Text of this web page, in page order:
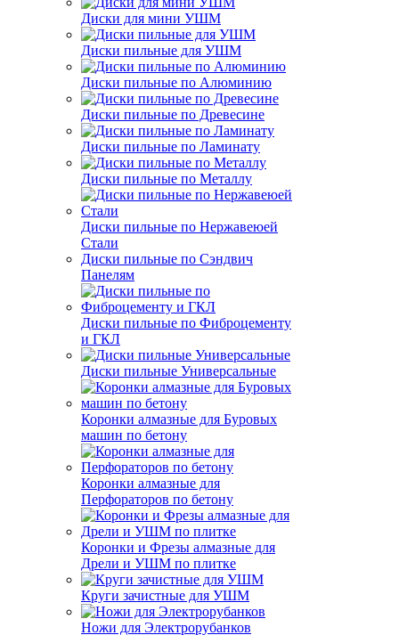
Диски для мини УШМ
Диски пильные для УШМ
Диски пильные по Алюминию
Диски пильные по Древесине
Диски пильные по Ламинату
Диски пильные по Металлу
Диски пильные по Нержавеюей
Стали
Диски пильные по Сэндвич
Панелям
Диски пильные по Фиброцементу
и ГКЛ
Диски пильные Универсальные
Коронки алмазные для Буровых
машин по бетону
Коронки алмазные для
Перфораторов по бетону
Коронки и Фрезы алмазные для
Дрели и УШМ по плитке
Круги зачистные для УШМ
Ножи для Электрорубанков